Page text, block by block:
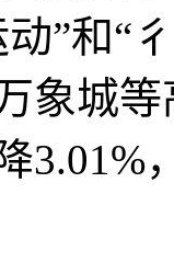
”和“
象城
3.01%